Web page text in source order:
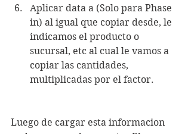
Aplicar data a (Solo para Phase
in) al igual que copiar desde, le
indicamos el producto o
sucursal, etc al cual le vamos a
copiar las cantidades,
multiplicadas por el factor.
Luego de cargar esta informacion